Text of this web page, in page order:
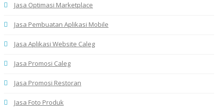
Jasa Optimasi Marketplace
Jasa Pembuatan Aplikasi Mobile
Jasa Aplikasi Website Caleg
Jasa Promosi Caleg
Jasa Promosi Restoran
Jasa Foto Produk